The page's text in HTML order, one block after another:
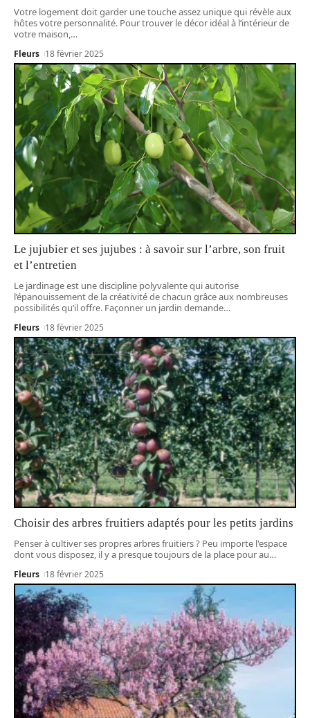
Votre logement doit garder une touche assez unique qui révèle aux
hôtes votre personnalité. Pour trouver le décor idéal à l’intérieur de
votre maison,…
Fleurs 18 février 2025
Le jujubier et ses jujubes : à savoir sur l’arbre, son fruit
et l’entretien
Le jardinage est une discipline polyvalente qui autorise
l’épanouissement de la créativité de chacun grâce aux nombreuses
possibilités qu’il offre. Façonner un jardin demande…
Fleurs 18 février 2025
Choisir des arbres fruitiers adaptés pour les petits jardins
Penser à cultiver ses propres arbres fruitiers ? Peu importe l'espace
dont vous disposez, il y a presque toujours de la place pour au…
Fleurs 18 février 2025